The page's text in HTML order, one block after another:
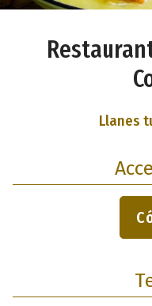
Llanes